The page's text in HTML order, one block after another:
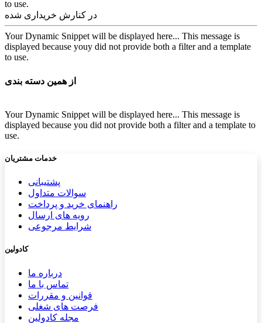
to use.
در کنارش خریداری شده
Your Dynamic Snippet will be displayed here... This message is
displayed because youy did not provide both a filter and a template
to use.
از همین دسته بندی
Your Dynamic Snippet will be displayed here... This message is
displayed because you did not provide both a filter and a template to
use.
خدمات مشتریان
پشتیب​​انی
سوالات متداول
راهنمای خرید و پرداخت
رویه های ارسال
شرایط مرجوعی
کادولین
درباره ما
تماس با ما
قوانین و مقررات
فرصت های شغلی
مجله کادولین